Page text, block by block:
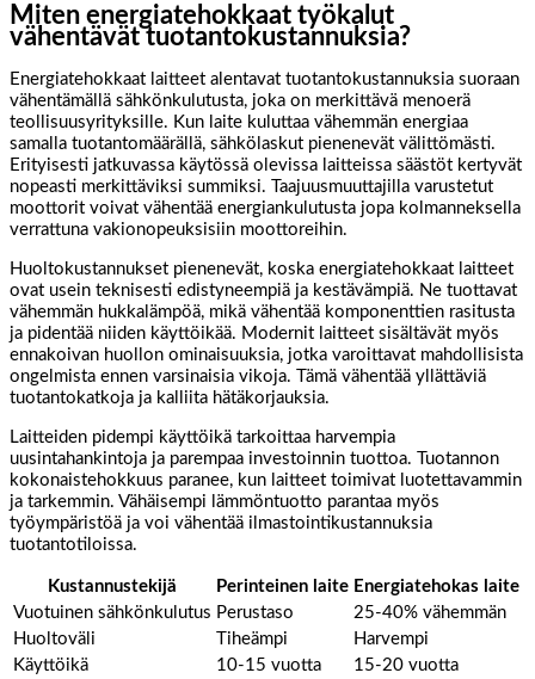
Miten energiatehokkaat työkalut
vähentävät tuotantokustannuksia?
Energiatehokkaat laitteet alentavat tuotantokustannuksia suoraan
vähentämällä sähkönkulutusta, joka on merkittävä menoerä
teollisuusyrityksille. Kun laite kuluttaa vähemmän energiaa
samalla tuotantomäärällä, sähkölaskut pienenevät välittömästi.
Erityisesti jatkuvassa käytössä olevissa laitteissa säästöt kertyvät
nopeasti merkittäviksi summiksi. Taajuusmuuttajilla varustetut
moottorit voivat vähentää energiankulutusta jopa kolmanneksella
verrattuna vakionopeuksisiin moottoreihin.
Huoltokustannukset pienenevät, koska energiatehokkaat laitteet
ovat usein teknisesti edistyneempiä ja kestävämpiä. Ne tuottavat
vähemmän hukkalämpöä, mikä vähentää komponenttien rasitusta
ja pidentää niiden käyttöikää. Modernit laitteet sisältävät myös
ennakoivan huollon ominaisuuksia, jotka varoittavat mahdollisista
ongelmista ennen varsinaisia vikoja. Tämä vähentää yllättäviä
tuotantokatkoja ja kalliita hätäkorjauksia.
Laitteiden pidempi käyttöikä tarkoittaa harvempia
uusintahankintoja ja parempaa investoinnin tuottoa. Tuotannon
kokonaistehokkuus paranee, kun laitteet toimivat luotettavammin
ja tarkemmin. Vähäisempi lämmöntuotto parantaa myös
työympäristöä ja voi vähentää ilmastointikustannuksia
tuotantotiloissa.
Kustannustekijä Perinteinen laite Energiatehokas laite
Vuotuinen sähkönkulutus Perustaso
25-40% vähemmän
Huoltoväli
Tiheämpi
Harvempi
Käyttöikä
10-15 vuotta
15-20 vuotta